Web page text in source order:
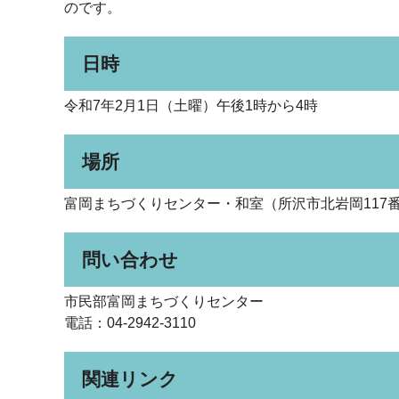
のです。
日時
令和7年2月1日（土曜）午後1時から4時
場所
富岡まちづくりセンター・和室（所沢市北岩岡117
問い合わせ
市民部富岡まちづくりセンター
電話：04-2942-3110
関連リンク